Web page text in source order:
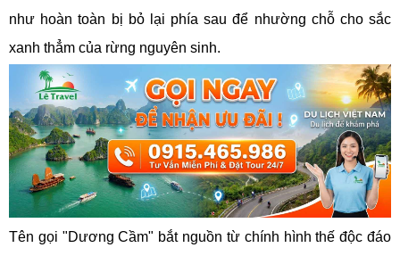
như hoàn toàn bị bỏ lại phía sau để nhường chỗ cho sắc
xanh thẳm của rừng nguyên sinh.
Tên gọi "Dương Cầm" bắt nguồn từ chính hình thế độc đáo